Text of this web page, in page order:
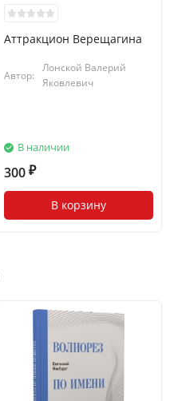
Аттракцион Верещагина
Автор:
Лонской Валерий
Яковлевич
В наличии
300 ₽
В корзину